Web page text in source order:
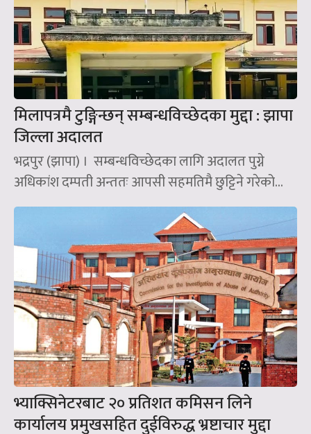
मिलापत्रमै टुङ्गिन्छन् सम्बन्धविच्छेदका मुद्दा : झापा
जिल्ला अदालत
भद्रपुर (झापा) । सम्बन्धविच्छेदका लागि अदालत पुग्ने
अधिकांश दम्पती अन्ततः आपसी सहमतिमै छुट्टिने गरेको...
भ्याक्सिनेटरबाट २० प्रतिशत कमिसन लिने
कार्यालय प्रमुखसहित दुईविरुद्ध भ्रष्टाचार मुद्दा